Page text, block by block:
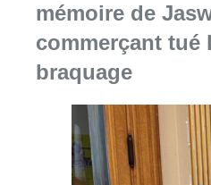
mémoire de
commerçant tué
braquage